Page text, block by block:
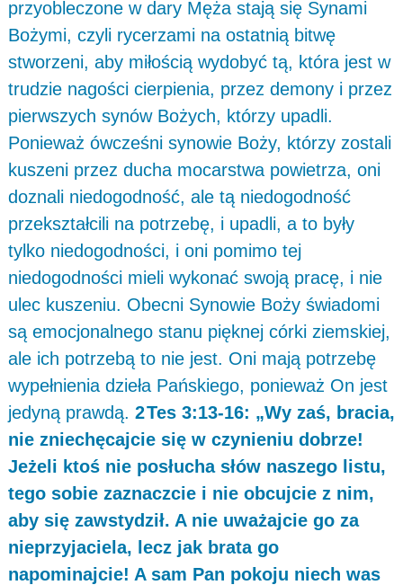
przyobleczone w dary Męża stają się Synami
Bożymi, czyli rycerzami na ostatnią bitwę
stworzeni, aby miłością wydobyć tą, która jest w
trudzie nagości cierpienia, przez demony i przez
pierwszych synów Bożych, którzy upadli.
Ponieważ ówcześni synowie Boży, którzy zostali
kuszeni przez ducha mocarstwa powietrza, oni
doznali niedogodność, ale tą niedogodność
przekształcili na potrzebę, i upadli, a to były
tylko niedogodności, i oni pomimo tej
niedogodności mieli wykonać swoją pracę, i nie
ulec kuszeniu. Obecni Synowie Boży świadomi
są emocjonalnego stanu pięknej córki ziemskiej,
ale ich potrzebą to nie jest. Oni mają potrzebę
wypełnienia dzieła Pańskiego, ponieważ On jest
jedyną prawdą. 2 Tes 3:13-16: „Wy zaś, bracia,
nie zniechęcajcie się w czynieniu dobrze!
Jeżeli ktoś nie posłucha słów naszego listu,
tego sobie zaznaczcie i nie obcujcie z nim,
aby się zawstydził. A nie uważajcie go za
nieprzyjaciela, lecz jak brata go
napominajcie! A sam Pan pokoju niech was